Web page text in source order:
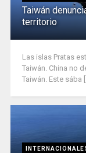
Taiwán
territorio
Las islas Pratas
Taiwán. China no
Taiwán. Este sába